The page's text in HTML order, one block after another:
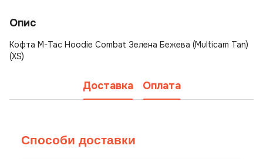
Опис
Кофта M-Tac Hoodie Combat Зелена Бежева (Multicam Tan)
(XS)
Доставка Оплата
Способи доставки